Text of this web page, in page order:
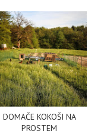
DOMAČE KOKOŠI NA
PROSTEM